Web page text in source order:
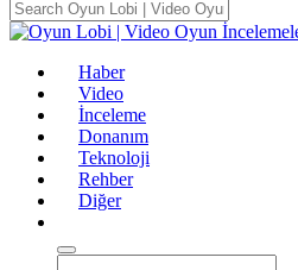
Haber
Video
İnceleme
Donanım
Teknoloji
Rehber
Diğer